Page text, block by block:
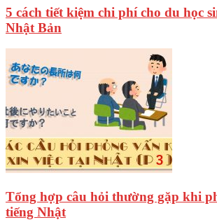
5 cách tiết kiệm chi phí cho du học
Nhật Bản
Tổng hợp câu hỏi thường gặp khi
tiếng Nhật